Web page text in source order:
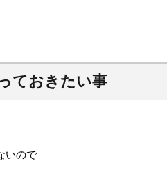
ておきたい事
いので